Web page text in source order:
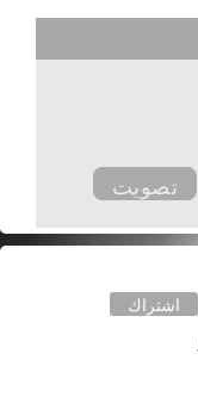
تصويت
اشتراك